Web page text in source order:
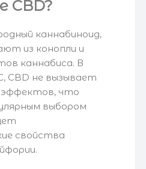
CBD?
каннабиноид,
из конопли и
каннабиса. В
CBD не вызывает
эффектов, что
выбором
свойства